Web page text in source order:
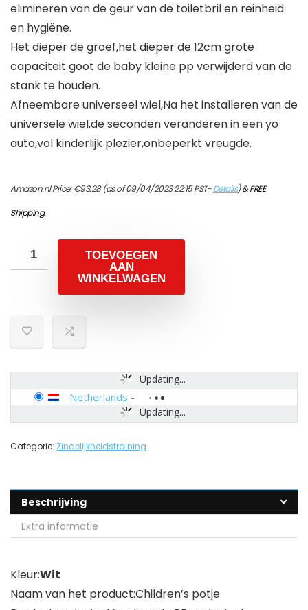
elimineren van de geur van de toiletbril en reinheid
en hygiëne.
Het dieper de groef,het dieper de 12cm grote
capaciteit goot de baby kleine pp verwijderd van de
stank te houden.
Afneembare universeel wiel,Na het installeren van de
universele wiel,de seconden veranderen in een yo
auto,vol kinderlijk plezier,onbeperkt vreugde.
Amazon.nl Price:€93.28(as of 09/04/2023 22:15 PST-Details)&FREE
Shipping.
TOEVOEGEN
AAN
WINKELWAGEN
Updating...
Updating...
Netherlands -
Categorie: Zindelijkheidstraining
Beschrijving
Extra informatie
Kleur:Wit
Naam van het product:Children’s potje